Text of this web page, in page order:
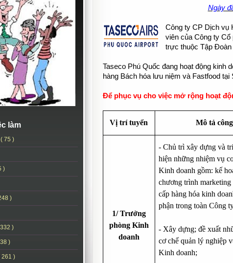
làm
( 75 )
)
)
)
)
261 )
Ngày
Công ty CP Dịch vụ
viên của Công ty Cổ
trực thuộc Tập Đoàn
Taseco Phú Quốc đang hoạt động kinh
hàng Bách hóa lưu niệm và Fastfood
Để phục vụ cho việc mở rộng hoạt
Vị trí tuyển Mô tả
1/ Trưởng
phòng Kinh
doanh
- Chủ trì xây dựng và
hiện những nhiệm vụ
Kinh doanh gồm: kế
chương trình marketing
cấp hàng hóa kinh
phận trong toàn Công
- Xây dựng; đề xuất
cơ chế quản lý nghiệp
Kinh doanh;